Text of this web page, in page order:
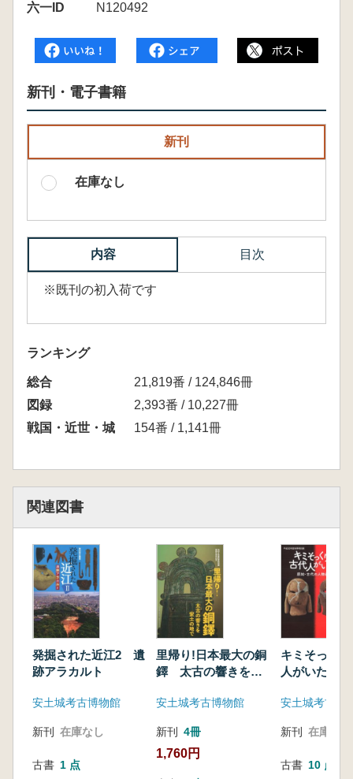
六一ID
N120492
新刊・電子書籍
新刊
在庫なし
内容 目次
※既刊の初入荷です
ランキング
総合
21,819番 / 124,846冊
図録
2,393番 / 10,227冊
戦国・近世・城
154番 / 1,141冊
関連図書
発掘された近江2 遺
跡アラカルト
安土城考古博物館
新刊 在庫なし
古書 1 点
里帰り!日本最大の銅
鐸 太古の響きを安
安土城考古博物館
新刊 4冊
1,760円
キミそっく
人がいたよ
安土城考古博
新刊 在庫なし
古書 10 点